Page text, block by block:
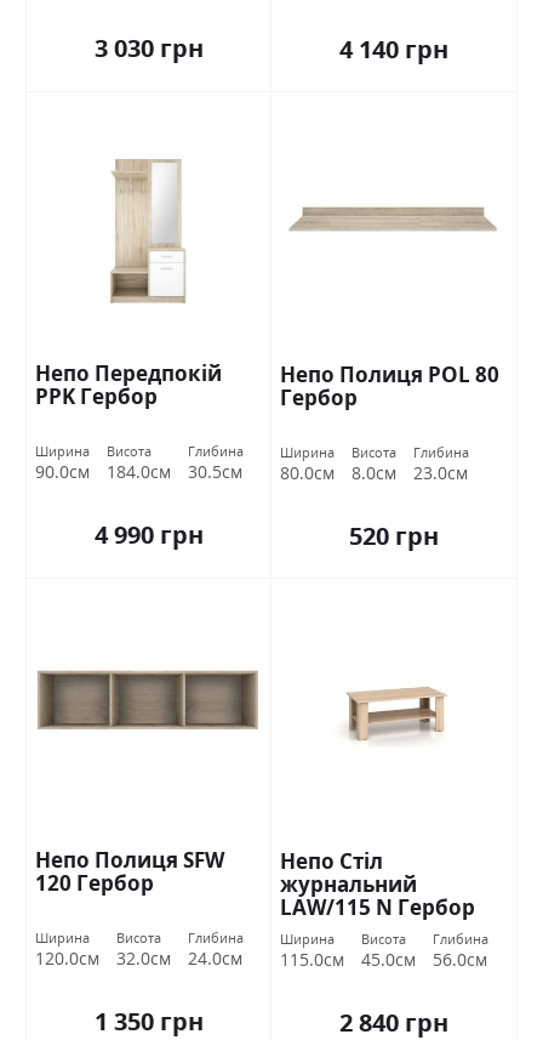
3 030 грн 4 140 грн
Непо Передпокій
PPK Гербор
Ширина
90.0см
Висота
184.0см
Глибина
30.5см
4 990 грн
Непо Полиця POL 80
Гербор
Ширина
80.0см
Висота
8.0см
Глибина
23.0см
520 грн
Непо Полиця SFW
120 Гербор
Ширина
120.0см
Висота
32.0см
Глибина
24.0см
1 350 грн
Непо Стіл
журнальний
LAW/115 N Гербор
Ширина
115.0см
Висота
45.0см
Глибина
56.0см
2 840 грн